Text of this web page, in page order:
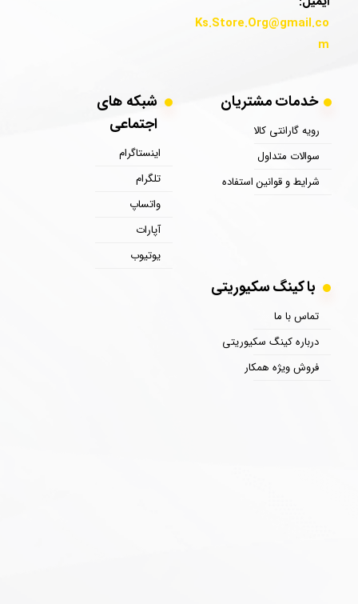
Ks.Store.Org@gmail.co
m
رویه گارانتی کالا
سوالات متداول
شرایط و قوانین استفاده
خدمات مشتریان
اینستاگرام
تلگرام
واتساپ
آپارات
یوتیوب
​​​​شبکه های
اجتماعی
تماس با ما
درباره کینگ سکیوریتی
فروش ویژه همکار
با کینگ سکیوریتی